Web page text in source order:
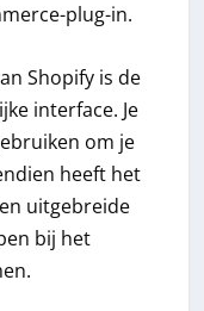
plug-in.
Shopify is de
interface. Je
om je
heeft het
uitgebreide
bij het